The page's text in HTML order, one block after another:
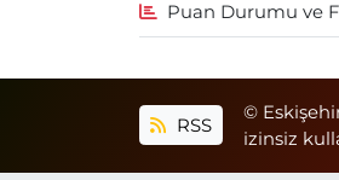
Puan Durumu ve
RSS
©
izinsiz